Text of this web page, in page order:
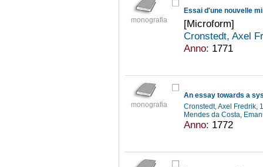
monografia
Essai d'une nouvelle
[Microform]
Cronstedt, Axel
Anno: 1771
monografia
An essay towards a
Cronstedt, Axel Fredrik,
Mendes da Costa,
Anno: 1772